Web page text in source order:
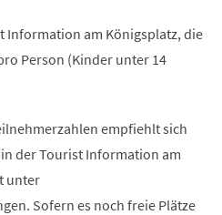
Information am Königsplatz, die
Person (Kinder unter 14
empfiehlt sich
der Tourist Information am
unter
Sofern es noch freie Plätze